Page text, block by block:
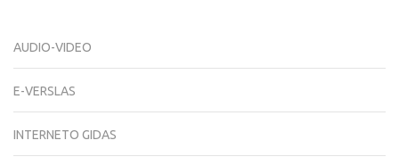
AUDIO-VIDEO
E-VERSLAS
INTERNETO GIDAS